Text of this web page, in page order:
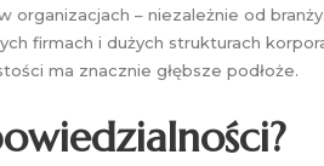
– niezależnie od
firmach i dużych strukturach
ma znacznie głębsze podłoże.